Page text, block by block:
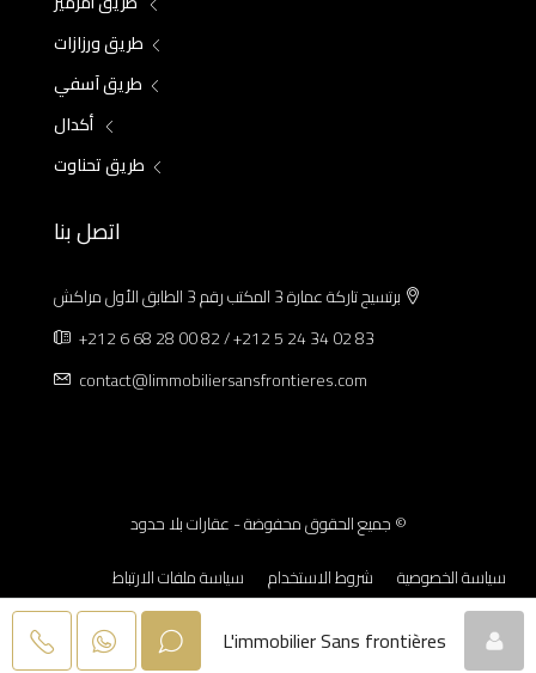
طريق ورزازات
طريق آسفي
أكدال
طريق تحناوت
اتصل بنا
برتسيج تاركة عمارة 3 المكتب رقم 3 الطابق الأول مراكش
+212 6 68 28 00 82 / +212 5 24 34 02 83
contact@limmobiliersansfrontieres.com
© جميع الحقوق محفوضة - عقارات بلا حدود
سياسة الخصوصية
شروط الاستخدام
سياسة ملفات الارتباط
الإشعارات القانونية
L'immobilier Sans frontières